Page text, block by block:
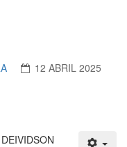
12 ABRIL 2025